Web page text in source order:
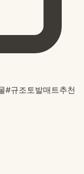
#규조토발매트추천